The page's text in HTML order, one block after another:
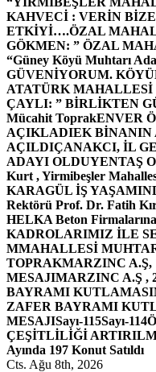
KAHVECİ : VERİN
ETKİYİ….ÖZAL
GÖKMEN: ” ÖZAL
“Güney Köyü Muhtarı
GÜVENİYORUM.
ATATÜRK
ÇAYLI: ” BİRLİKTEN
Mücahit ToprakENVER
AÇIKLADIEK BİNANIN
AÇILDIÇANAKCI, İL
ADAYI OLDUYENTAŞ
Kurt , Yirmibeşler
KARAGÜL İŞ
Rektörü Prof. Dr. Fatih
HELKA Beton
KADROLARIMIZ İLE
MMAHALLESİ
TOPRAKMARZINC A.Ş,
MESAJIMARZINC A.Ş ,
BAYRAMI KUTLAMASI
ZAFER BAYRAMI
MESAJISayı-115Sayı-114
ÇEŞİTLİLİĞİ
Ayında 197 Konut Satıldı
Cts. Ağu 8th, 2026